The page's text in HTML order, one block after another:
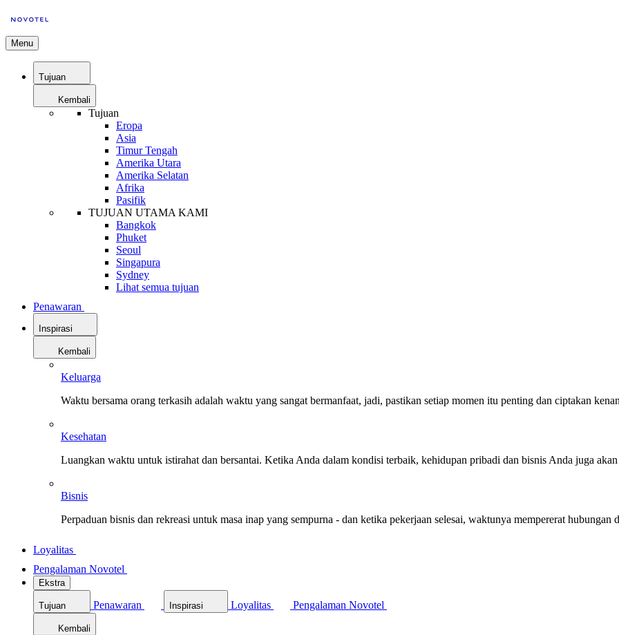
Menu
Tujuan
Kembali
Tujuan
Eropa
Asia
Timur Tengah
Amerika Utara
Amerika Selatan
Afrika
Pasifik
TUJUAN UTAMA KAMI
Bangkok
Phuket
Seoul
Singapura
Sydney
Lihat semua tujuan
Penawaran
Inspirasi
Kembali
Keluarga
Waktu bersama orang terkasih adalah waktu yang sangat bermanfaat, jadi, pastikan setiap momen itu penting dan ciptakan
Kesehatan
Luangkan waktu untuk istirahat dan bersantai. Ketika Anda dalam kondisi terbaik, kehidupan pribadi dan bisnis Anda juga
Bisnis
Perpaduan bisnis dan rekreasi untuk masa inap yang sempurna - dan ketika pekerjaan selesai, waktunya mempererat hubungan
Loyalitas
Pengalaman Novotel
Ekstra
Tujuan Penawaran Inspirasi Loyalitas Pengalaman Novotel
Kembali